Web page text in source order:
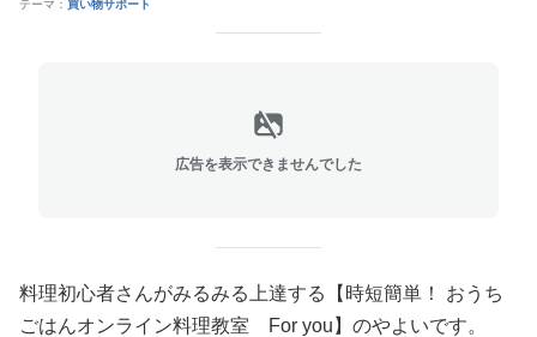
テーマ： 買い物サポート
広告を表示できませんでした
料理初心者さんがみるみる上達する【時短簡単！ おうち
ごはんオンライン料理教室 For you】のやよいです。